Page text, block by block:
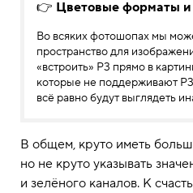
👉 Цветовые форматы и
Во всяких фотошопах мы
пространство для
«встроить» P3 прямо в
которые не поддерживают
всё равно будут выглядеть
В общем, круто иметь
но не круто указывать
и зелёного каналов. К